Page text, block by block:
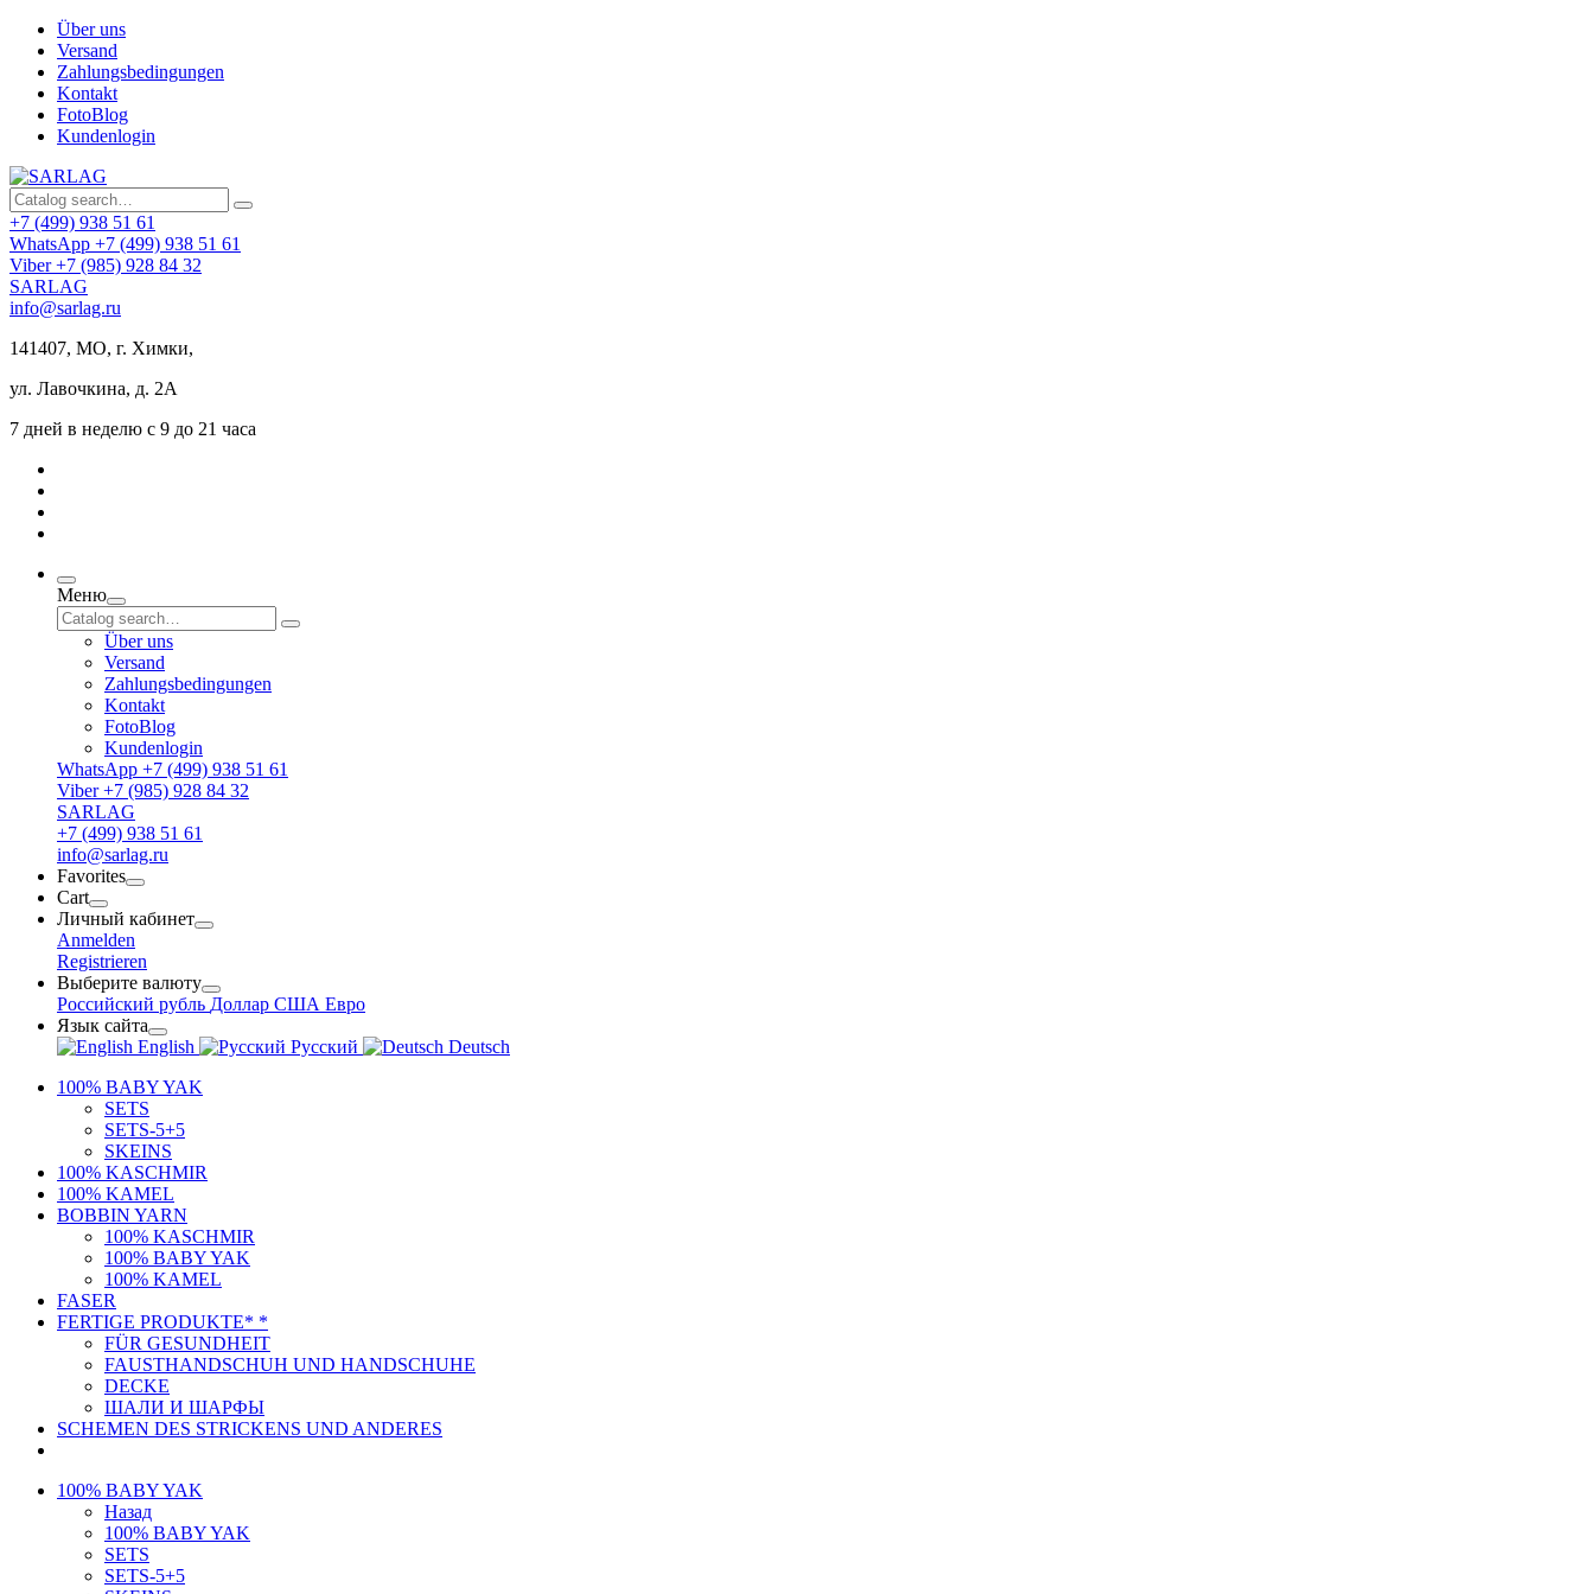
Über uns
Versand
Zahlungsbedingungen
Kontakt
FotoBlog
Kundenlogin
+7 (499) 938 51 61
WhatsApp +7 (499) 938 51 61
Viber +7 (985) 928 84 32
SARLAG
info@sarlag.ru
141407, МО, г. Химки,
ул. Лавочкина, д. 2А
7 дней в неделю с 9 до 21 часа
Меню
Über uns
Versand
Zahlungsbedingungen
Kontakt
FotoBlog
Kundenlogin
WhatsApp +7 (499) 938 51 61
Viber +7 (985) 928 84 32
SARLAG
+7 (499) 938 51 61
info@sarlag.ru
Favorites
Cart
Личный кабинет
Anmelden
Registrieren
Выберите валюту
Российский рубль Доллар США Евро
Язык сайта
English
Русский
Deutsch
100% BABY YAK
SETS
SETS-5+5
SKEINS
100% KASCHMIR
100% KAMEL
BOBBIN YARN
100% KASCHMIR
100% BABY YAK
100% KAMEL
FASER
FERTIGE PRODUKTE* *
FÜR GESUNDHEIT
FAUSTHANDSCHUH UND HANDSCHUHE
DECKE
ШАЛИ И ШАРФЫ
SCHEMEN DES STRICKENS UND ANDERES
100% BABY YAK
Назад
100% BABY YAK
SETS
SETS-5+5